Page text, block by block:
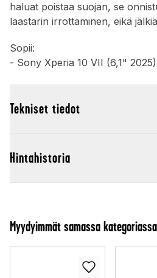
haluat poistaa suojan, se
laastarin irrottaminen, eikä
Sopii:
- Sony Xperia 10 VII (6,1" 2025)
Tekniset tiedot
Hintahistoria
Myydyimmät samassa kategoriassa